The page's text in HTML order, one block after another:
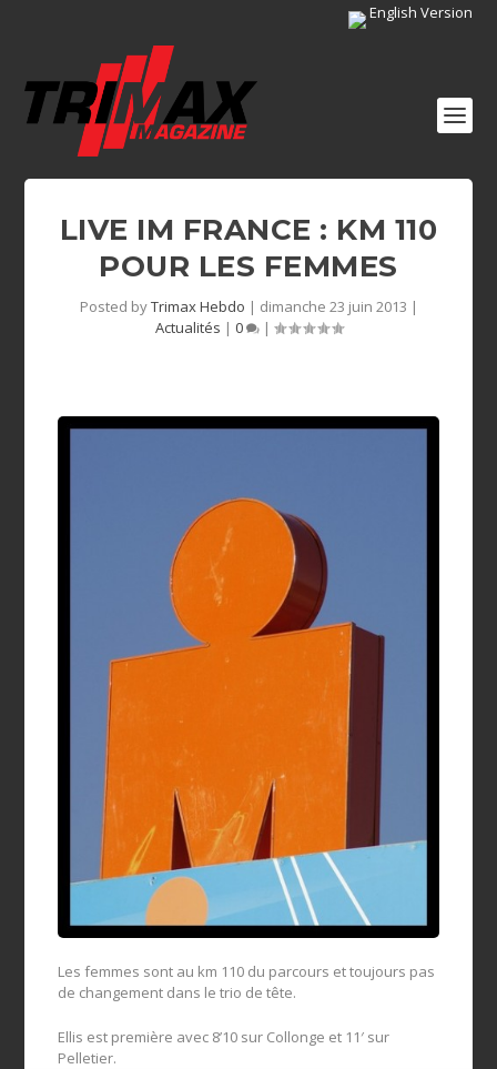
English Version
LIVE IM FRANCE : KM 110
POUR LES FEMMES
Posted byTrimax Hebdo | dimanche 23 juin 2013 |
Actualités | 0 |
Les femmes sont au km 110 du parcours et toujours pas
de changement dans le trio de tête.
Ellis est première avec 8’10 sur Collonge et 11′ sur
Pelletier.